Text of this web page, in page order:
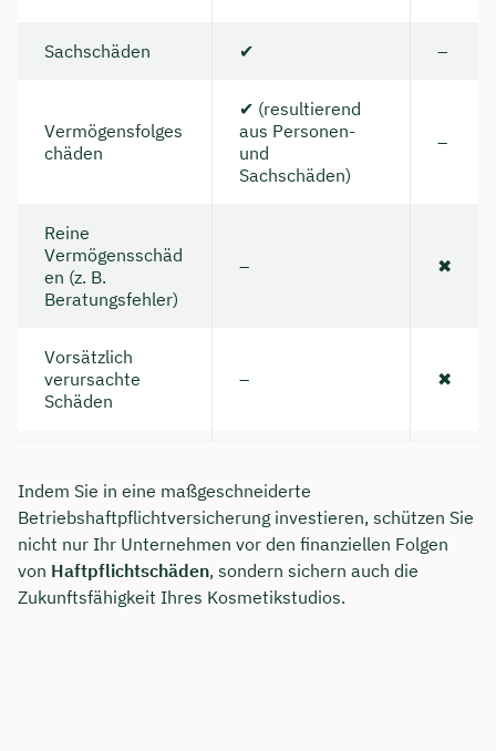
Sachschäden ✔ –
Vermögensfolges
chäden
✔ (resultierend
aus Personen-
und
Sachschäden)
–
Reine
Vermögensschäd
en (z. B.
Beratungsfehler)
– ✖
Vorsätzlich
verursachte
Schäden
– ✖
Indem Sie in eine maßgeschneiderte
Betriebshaftpflichtversicherung investieren, schützen Sie
nicht nur Ihr Unternehmen vor den finanziellen Folgen
von Haftpflichtschäden, sondern sichern auch die
Zukunftsfähigkeit Ihres Kosmetikstudios.